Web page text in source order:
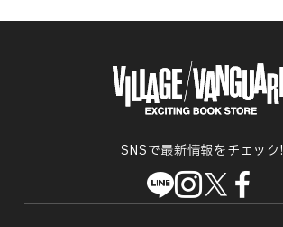
SNSで最新情報をチェック!